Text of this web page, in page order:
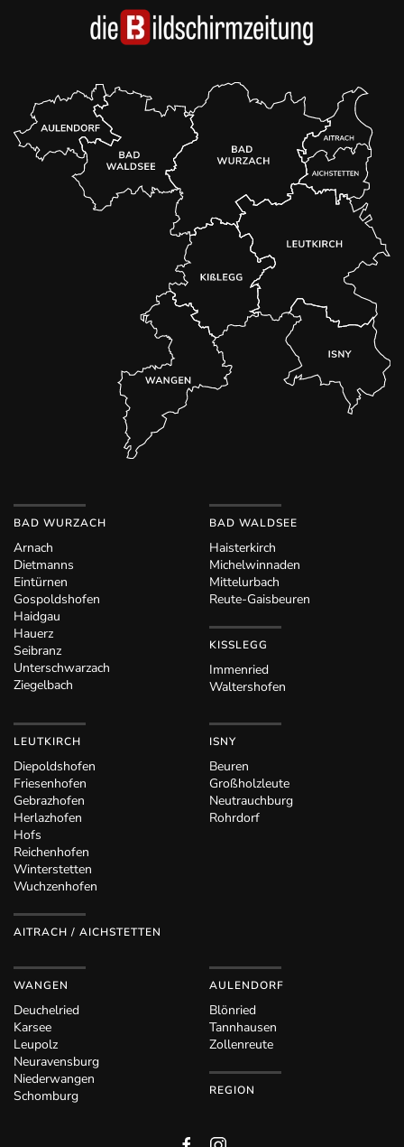
BAD WURZACH
Arnach
Dietmanns
Eintürnen
Gospoldshofen
Haidgau
Hauerz
Seibranz
Unterschwarzach
Ziegelbach
BAD WALDSEE
Haisterkirch
Michelwinnaden
Mittelurbach
Reute-Gaisbeuren
KISSLEGG
Immenried
Waltershofen
LEUTKIRCH
Diepoldshofen
Friesenhofen
Gebrazhofen
Herlazhofen
Hofs
Reichenhofen
Winterstetten
Wuchzenhofen
AITRACH / AICHSTETTEN
ISNY
Beuren
Großholzleute
Neutrauchburg
Rohrdorf
WANGEN
Deuchelried
Karsee
Leupolz
Neuravensburg
Niederwangen
Schomburg
AULENDORF
Blönried
Tannhausen
Zollenreute
REGION